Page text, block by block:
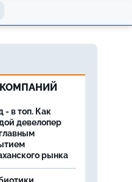
- в топ. Как
девелопер
рынка